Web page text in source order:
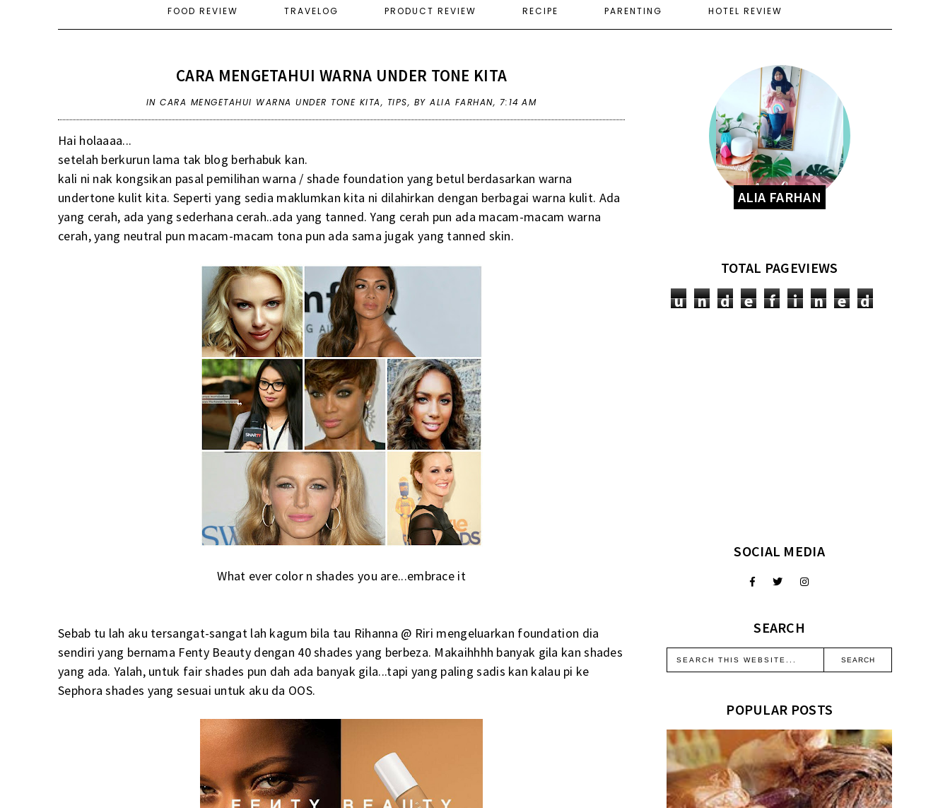
FOOD REVIEW TRAVELOG PRODUCT REVIEW RECIPE PARENTING HOTEL REVIEW
CARA MENGETAHUI WARNA UNDER TONE KITA
INCARA MENGETAHUI WARNA UNDER TONE KITA, TIPS, BY ALIA FARHAN, 7:14 AM
Hai holaaaa...
setelah berkurun lama tak blog berhabuk kan.
kali ni nak kongsikan pasal pemilihan warna / shade foundation yang betul berdasarkan warna
undertone kulit kita. Seperti yang sedia maklumkan kita ni dilahirkan dengan berbagai warna kulit. Ada
yang cerah, ada yang sederhana cerah..ada yang tanned. Yang cerah pun ada macam-macam warna
cerah, yang neutral pun macam-macam tona pun ada sama jugak yang tanned skin.
What ever color n shades you are...embrace it
Sebab tu lah aku tersangat-sangat lah kagum bila tau Rihanna @ Riri mengeluarkan foundation dia
sendiri yang bernama Fenty Beauty dengan 40 shades yang berbeza. Makaihhhh banyak gila kan shades
yang ada. Yalah, untuk fair shades pun dah ada banyak gila...tapi yang paling sadis kan kalau pi ke
Sephora shades yang sesuai untuk aku da OOS.
ALIA FARHAN
TOTAL PAGEVIEWS
u n d e f i n e d
SOCIAL MEDIA
SEARCH
POPULAR POSTS